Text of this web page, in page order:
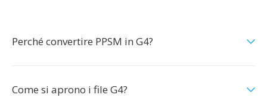
Perché convertire PPSM in G4?
Come si aprono i file G4?